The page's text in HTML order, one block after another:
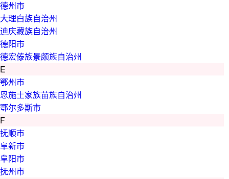
德州市
大理白族自治州
迪庆藏族自治州
德阳市
德宏傣族景颇族自治州
E
鄂州市
恩施土家族苗族自治州
鄂尔多斯市
F
抚顺市
阜新市
阜阳市
抚州市